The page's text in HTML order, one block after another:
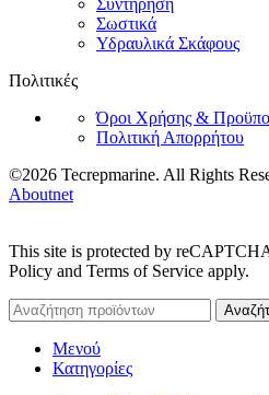
Συντήρηση
Σωστικά
Υδραυλικά Σκάφους
Πολιτικές
Όροι Χρήσης &
Πολιτική Απορρήτου
©2026 Tecrepmarine. All Rights
Aboutnet
This site is protected by
Policy and Terms of Service apply.
Μενού
Κατηγορίες